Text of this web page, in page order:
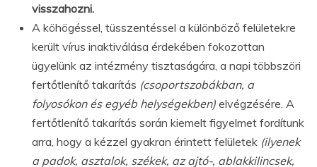
visszahozni.
A köhögéssel, tüsszentéssel a különböző felületekre
került vírus inaktiválása érdekében fokozottan
ügyelünk az intézmény tisztaságára, a napi többszöri
fertőtlenítő takarítás (csoportszobákban, a
folyosókon és egyéb helységekben) elvégzésére. A
fertőtlenítő takarítás során kiemelt figyelmet fordítunk
arra, hogy a kézzel gyakran érintett felületek (ilyenek
a padok, asztalok, székek, az ajtó-, ablakkilincsek,